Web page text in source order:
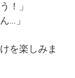
！」
…」
を楽しみま